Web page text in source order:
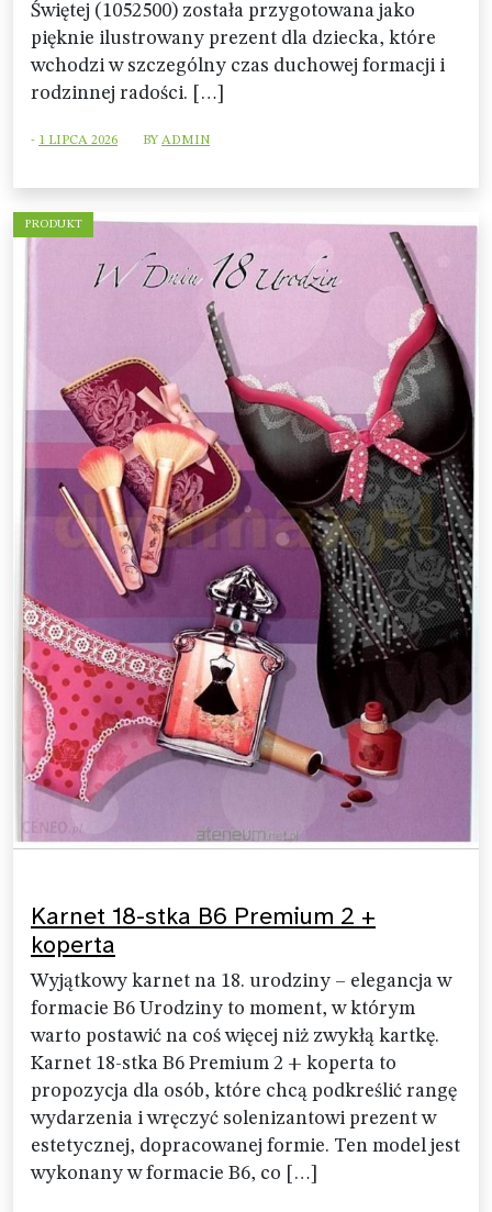
Świętej (1052500) została przygotowana jako
pięknie ilustrowany prezent dla dziecka, które
wchodzi w szczególny czas duchowej formacji i
rodzinnej radości. […]
- 1 LIPCA 2026 BY ADMIN
PRODUKT
Karnet 18-stka B6 Premium 2 +
koperta
Wyjątkowy karnet na 18. urodziny – elegancja w
formacie B6 Urodziny to moment, w którym
warto postawić na coś więcej niż zwykłą kartkę.
Karnet 18-stka B6 Premium 2 + koperta to
propozycja dla osób, które chcą podkreślić rangę
wydarzenia i wręczyć solenizantowi prezent w
estetycznej, dopracowanej formie. Ten model jest
wykonany w formacie B6, co […]